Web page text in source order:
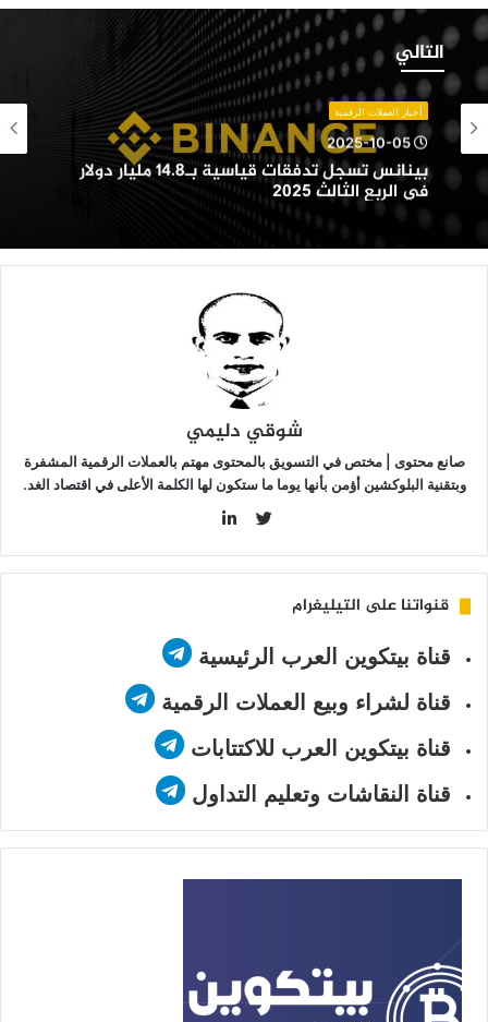
التالي
بينانس
تسجل
تدفقات
قياسية
بـ14.8
مليار
دولار
2025
أخبار العملات الرقمية
2025-10-05
بينانس تسجل تدفقات قياسية بـ14.8 مليار دولار
في الربع الثالث 2025
شوقي دليمي
صانع محتوى | مختص في التسويق بالمحتوى مهتم بالعملات الرقمية المشفرة
وبتقنية البلوكشين أؤمن بأنها يوما ما ستكون لها الكلمة الأعلى في اقتصاد الغد.
قنواتنا على التيليغرام
قناة بيتكوين العرب الرئيسية
قناة لشراء وبيع العملات الرقمية
قناة بيتكوين العرب للاكتتابات
قناة النقاشات وتعليم التداول